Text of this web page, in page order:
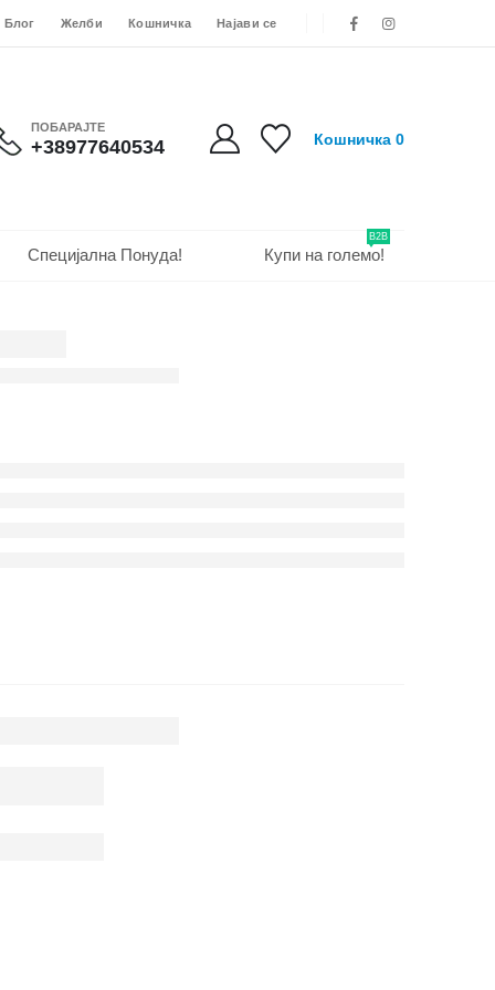
Блог Желби Кошничка Најави се
ПОБАРАЈТЕ
+38977640534 Кошничка 0
Специјална Понуда! Купи на големо!
B2B